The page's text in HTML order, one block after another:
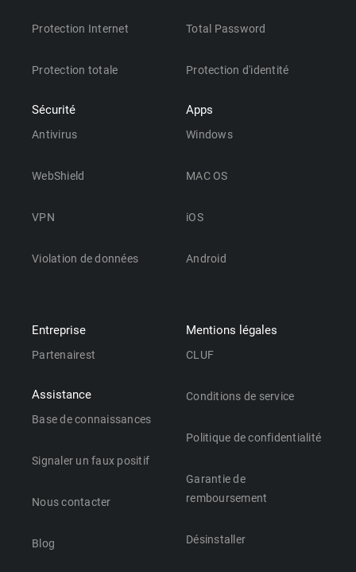
Protection Internet
Protection totale
Sécurité
Antivirus
WebShield
VPN
Violation de données
Total Password
Protection d'identité
Apps
Windows
MAC OS
iOS
Android
Entreprise
Partenairest
Assistance
Base de connaissances
Signaler un faux positif
Nous contacter
Blog
Mentions légales
CLUF
Conditions de service
Politique de confidentialité
Garantie de
remboursement
Désinstaller